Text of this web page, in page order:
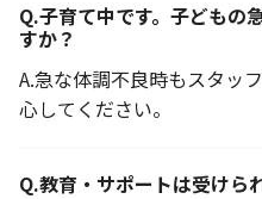
Q.子育て中です。子どもの
すか？
A.急な体調不良時もスタッ
心してください。
Q.教育・サポートは受けら